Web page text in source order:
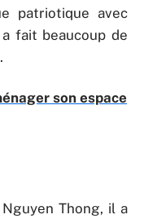
patriotique avec
fait beaucoup de
son espace
Thong, il a